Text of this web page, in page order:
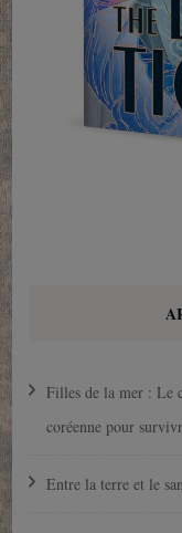
Filles de la mer : Le
coréenne pour
Entre la terre et le